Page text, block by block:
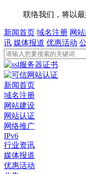
联络我们，将以
新闻首页 域名注册 网
讯 媒体报道 优惠活动
新闻首页
域名注册
网站建设
网站认证
网络推广
IPv6
行业资讯
媒体报道
优惠活动